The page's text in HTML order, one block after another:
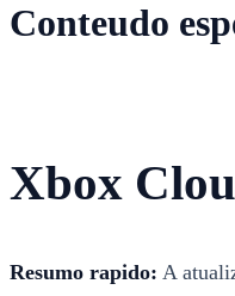
Conteudo
Xbox
Resumo rapido: A